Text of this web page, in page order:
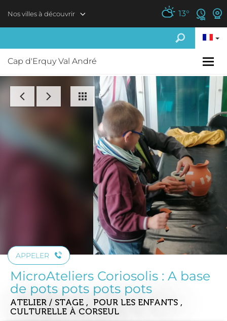
Nos villes à découvrir 13°
Cap d'Erquy Val André
APPELER
MicroAteliers Coriosolis : A base
de pots pots pots pots
ATELIER / STAGE , POUR LES ENFANTS ,
CULTURELLE À CORSEUL